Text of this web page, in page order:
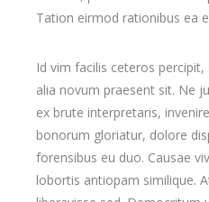
Tation eirmod rationibus ea
Id vim facilis ceteros
alia novum praesent sit. Ne
ex brute interpretaris,
bonorum gloriatur, dolore
forensibus eu duo. Causae
lobortis antiopam similique.